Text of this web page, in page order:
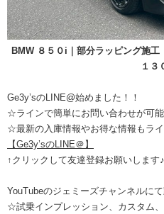
BMW ８５０i ｜部分ラッピング施
１３
Ge3y’sのLINE@始めました！！
☆ラインで簡単にお問い合わせが可
☆最新の入庫情報やお得な情報もラ
【Ge3y’sのLINE＠】
↑クリックして友達登録お願いします♪
YouTubeのジェミーズチャンネルに
☆試乗インプレッション、カスタム